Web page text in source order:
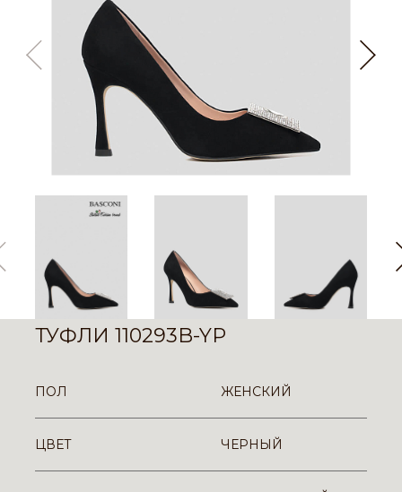
ТУФЛИ 110293B-YP
ПОЛ ЖЕНСКИЙ
ЦВЕТ ЧЕРНЫЙ